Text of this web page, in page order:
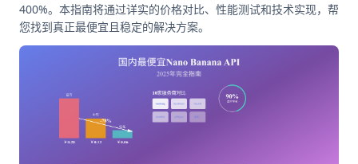
400%。本指南将通过详实的价格对比、性能测试和技术实现，帮
您找到真正最便宜且稳定的解决方案。